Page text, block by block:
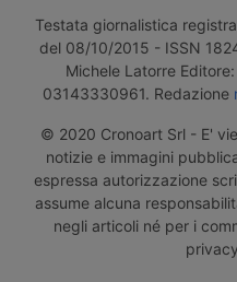
Testata giornalistica
del 08/10/2015 - ISSN
Michele Latorre
03143330961. Redazione
© 2020 Cronoart Srl - E'
notizie e immagini
espressa autorizzazione
assume alcuna
negli articoli né per i